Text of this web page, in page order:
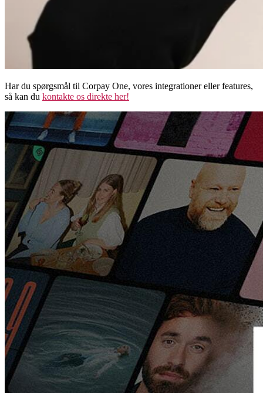
Har du spørgsmål til Corpay One, vores integrationer eller features,
så kan du kontakte os direkte her!